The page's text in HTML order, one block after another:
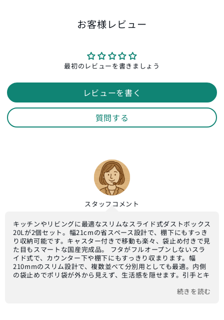
お客様レビュー
最初のレビューを書きましょう
レビューを書く
質問する
スタッフ コメント
キッチンやリビングに最適なスリムなスライド式ダストボックス
20Lが2個セット。幅21cmの省スペース設計で、棚下にもすっき
り収納可能です。キャスター付きで移動も楽々、袋止め付きで見
た目もスマートな国産完成品。 フタがフルオープンしないスラ
イド式で、カウンター下や棚下にもすっきり収まります。幅
210mmのスリム設計で、複数並べて分別用としても最適。内側
の袋止めでポリ袋が外から見えず、生活感を隠せます。引手とキ
のフタは取り外して水洗い可能で、清潔を保てます。ブラウン、
続きを読む